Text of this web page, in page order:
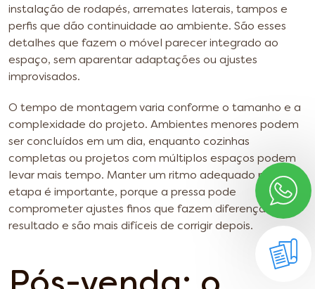
instalação de rodapés, arremates laterais, tampos e
perfis que dão continuidade ao ambiente. São esses
detalhes que fazem o móvel parecer integrado ao
espaço, sem aparentar adaptações ou ajustes
improvisados.
O tempo de montagem varia conforme o tamanho e a
complexidade do projeto. Ambientes menores podem
ser concluídos em um dia, enquanto cozinhas
completas ou projetos com múltiplos espaços podem
levar mais tempo. Manter um ritmo adequado nessa
etapa é importante, porque a pressa pode
comprometer ajustes finos que fazem diferença no
resultado e são mais difíceis de corrigir depois.